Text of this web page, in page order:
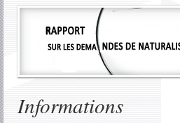
Informations